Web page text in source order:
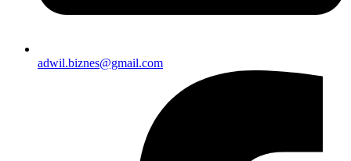
adwil.biznes@gmail.com